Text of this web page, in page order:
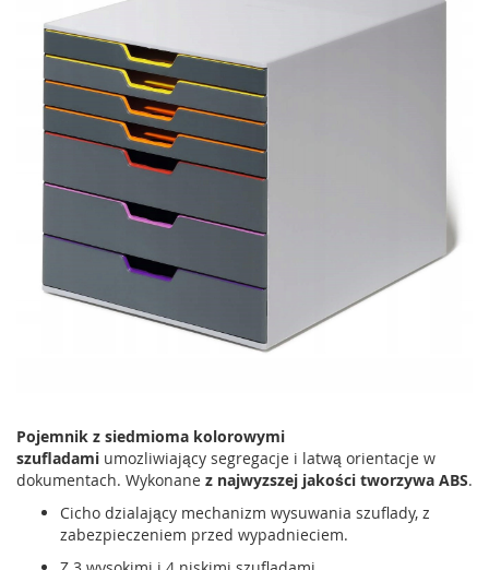
Pojemnik z siedmioma kolorowymi
szufladami umozliwiający segregacje i latwą orientacje w
dokumentach. Wykonane z najwyzszej jakości tworzywa ABS.
Cicho dzialający mechanizm wysuwania szuflady, z
zabezpieczeniem przed wypadnieciem.